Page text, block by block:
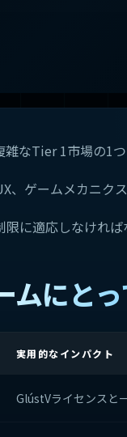
なTier 1市場の1つ
ゲームメカニク
に適応しなければ
ムにと
実用的なインパクト
GlústVライセンスと